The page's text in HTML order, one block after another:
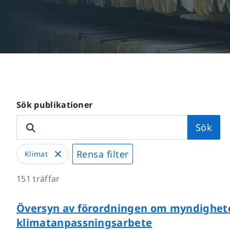
Sök publikationer
Sök
Klimat Rensa filter
151 träffar
Översyn av förordningen om
klimatanpassningsarbete